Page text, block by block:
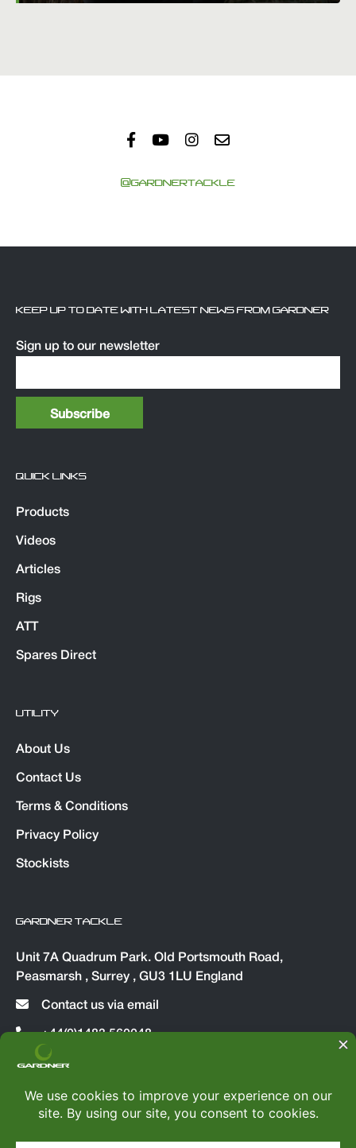
@GARDNERTACKLE
KEEP UP TO DATE WITH LATEST NEWS FROM GARDNER
Sign up to our newsletter
QUICK LINKS
Products
Videos
Articles
Rigs
ATT
Spares Direct
UTILITY
About Us
Contact Us
Terms & Conditions
Privacy Policy
Stockists
GARDNER TACKLE
Unit 7A Quadrum Park. Old Portsmouth Road,
Peasmarsh , Surrey , GU3 1LU England
Contact us via email
+44(0)1483 560048